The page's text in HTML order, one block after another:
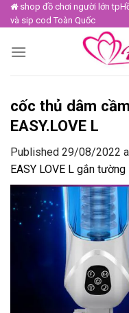
Skip
to
shop đồ chơi người lớn
và sip cod Toàn Quốc
cốc thủ dâm
EASY.LOVE L
Published 29/08/2022
EASY LOVE L gắn